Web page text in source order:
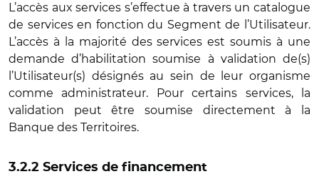
L’accès aux services s’effectue à travers un catalogue
de services en fonction du Segment de l’Utilisateur.
L’accès à la majorité des services est soumis à une
demande d’habilitation soumise à validation de(s)
l’Utilisateur(s) désignés au sein de leur organisme
comme administrateur. Pour certains services, la
validation peut être soumise directement à la
Banque des Territoires.
3.2.2 Services de financement